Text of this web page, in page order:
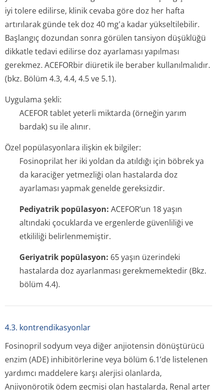
iyi tolere edilirse, klinik cevaba göre doz her hafta
artırılarak günde tek doz 40 mg'a kadar yükseltilebilir.
Başlangıç dozundan sonra görülen tansiyon düşüklüğü
dikkatle tedavi edilirse doz ayarlaması yapılması
gerekmez. ACEFORbir diüretik ile beraber kullanılmalıdır.
(bkz. Bölüm 4.3, 4.4, 4.5 ve 5.1).
Uygulama şekli:
ACEFOR tablet yeterli miktarda (örneğin yarım
bardak) su ile alınır.
Özel popülasyonlara ilişkin ek bilgiler:
Fosinoprilat her iki yoldan da atıldığı için böbrek ya
da karaciğer yetmezliği olan hastalarda doz
ayarlaması yapmak genelde gereksizdir.
Pediyatrik popülasyon: ACEFOR’un 18 yaşın
altındaki çocuklarda ve ergenlerde güvenliliği ve
etkililiği belirlenmemiştir.
Geriyatrik popülasyon: 65 yaşın üzerindeki
hastalarda doz ayarlanması gerekmemektedir(Bkz.
bölüm 4.4).
4.3. kontrendikasyonlar
Fosinopril sodyum veya diğer anjiotensin dönüştürücü
enzim (ADE) inhibitörlerine veya bölüm 6.1’de listelenen
yardımcı maddelere karşı alerjisi olanlarda,
Anjiyonörotik ödem geçmişi olan hastalarda, Renal arter